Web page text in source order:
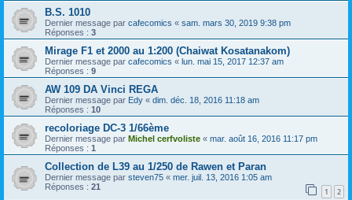
B.S. 1010
Dernier message par cafecomics « sam. mars 30, 2019 9:38 pm
Réponses : 3
Mirage F1 et 2000 au 1:200 (Chaiwat Kosatanakom)
Dernier message par cafecomics « lun. mai 15, 2017 12:37 am
Réponses : 9
AW 109 DA Vinci REGA
Dernier message par Edy « dim. déc. 18, 2016 11:18 am
Réponses : 10
recoloriage DC-3 1/66ème
Dernier message par Michel cerfvoliste « mar. août 16, 2016 11:17 pm
Réponses : 1
Collection de L39 au 1/250 de Rawen et Paran
Dernier message par steven75 « mer. juil. 13, 2016 1:05 am
Réponses : 21 1 2